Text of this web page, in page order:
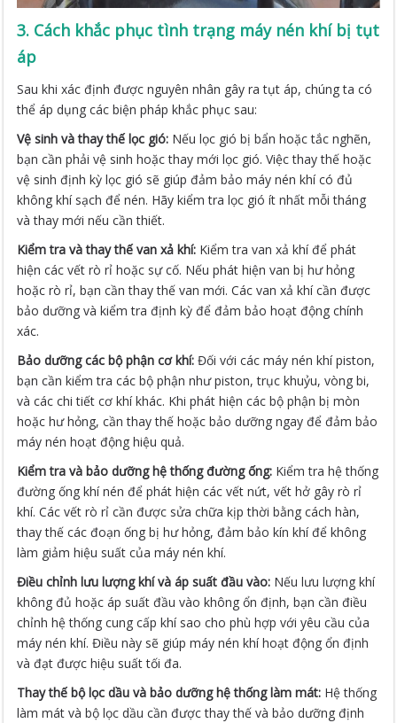
3. Cách khắc phục tình trạng máy nén khí bị tụt
áp
Sau khi xác định được nguyên nhân gây ra tụt áp, chúng ta có
thể áp dụng các biện pháp khắc phục sau:
Vệ sinh và thay thế lọc gió: Nếu lọc gió bị bẩn hoặc tắc nghẽn,
bạn cần phải vệ sinh hoặc thay mới lọc gió. Việc thay thế hoặc
vệ sinh định kỳ lọc gió sẽ giúp đảm bảo máy nén khí có đủ
không khí sạch để nén. Hãy kiểm tra lọc gió ít nhất mỗi tháng
và thay mới nếu cần thiết.
Kiểm tra và thay thế van xả khí: Kiểm tra van xả khí để phát
hiện các vết rò rỉ hoặc sự cố. Nếu phát hiện van bị hư hỏng
hoặc rò rỉ, bạn cần thay thế van mới. Các van xả khí cần được
bảo dưỡng và kiểm tra định kỳ để đảm bảo hoạt động chính
xác.
Bảo dưỡng các bộ phận cơ khí: Đối với các máy nén khí piston,
bạn cần kiểm tra các bộ phận như piston, trục khuỷu, vòng bi,
và các chi tiết cơ khí khác. Khi phát hiện các bộ phận bị mòn
hoặc hư hỏng, cần thay thế hoặc bảo dưỡng ngay để đảm bảo
máy nén hoạt động hiệu quả.
Kiểm tra và bảo dưỡng hệ thống đường ống: Kiểm tra hệ thống
đường ống khí nén để phát hiện các vết nứt, vết hở gây rò rỉ
khí. Các vết rò rỉ cần được sửa chữa kịp thời bằng cách hàn,
thay thế các đoạn ống bị hư hỏng, đảm bảo kín khí để không
làm giảm hiệu suất của máy nén khí.
Điều chỉnh lưu lượng khí và áp suất đầu vào: Nếu lưu lượng khí
không đủ hoặc áp suất đầu vào không ổn định, bạn cần điều
chỉnh hệ thống cung cấp khí sao cho phù hợp với yêu cầu của
máy nén khí. Điều này sẽ giúp máy nén khí hoạt động ổn định
và đạt được hiệu suất tối đa.
Thay thế bộ lọc dầu và bảo dưỡng hệ thống làm mát: Hệ thống
làm mát và bộ lọc dầu cần được thay thế và bảo dưỡng định